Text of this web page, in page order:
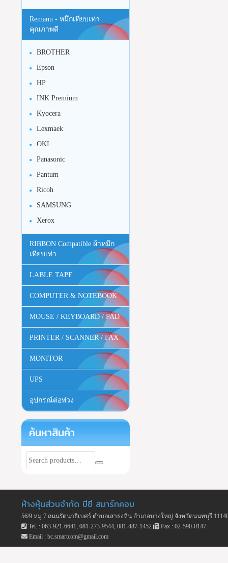
Remanu - หมึกเทียบเท่า
คุณภาพดี
BROTHER
Epson
HP
INK Premium
Kyocera
Lexmaek
OKI
Panasonic
Pantum
Ricoh
SAMSUNG
Xerox
RIBBON Compatible ผ้าหมึก
เทียบเท่า
LABLE TAPE
COMPUTER & NOTEBOOK
MOUSE / KEYBOARD / PAD
PRINTER / SCANNER / FAX
MONITOR
UPS
อุปกรณ์ต่อพ่วง
ค้นหาสินค้า
ห้างหุ้นส่วนจำกัด บีซี สมาร์ทคอม
56/9 หมู่ 7 ถนนรัตนาธิเบศร์ ตำบลเสาธงหิน อำเภอบางใหญ่ จังหวัดนนทบุรี
Tel. : 063-921-6641, 081-273-9544, 081-487-1452
Fax : 02-590-0147
Email : bc.smartcom@gmail.com